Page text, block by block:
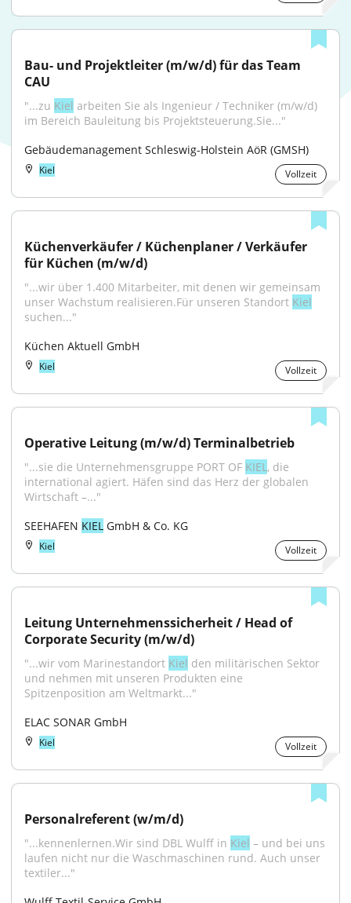
Bau- und Projektleiter (m/w/d) für das Team
CAU
"...zu Kiel arbeiten Sie als Ingenieur / Techniker (m/w/d)
im Bereich Bauleitung bis Projektsteuerung.Sie..."
Gebäudemanagement Schleswig-Holstein AöR (GMSH)
Kiel Vollzeit
Küchenverkäufer / Küchenplaner / Verkäufer
für Küchen (m/w/d)
"...wir über 1.400 Mitarbeiter, mit denen wir gemeinsam
unser Wachstum realisieren.Für unseren Standort Kiel
suchen..."
Küchen Aktuell GmbH
Kiel Vollzeit
Operative Leitung (m/w/d) Terminalbetrieb
"...sie die Unternehmensgruppe PORT OF KIEL, die
international agiert. Häfen sind das Herz der globalen
Wirtschaft –..."
SEEHAFEN KIEL GmbH & Co. KG
Kiel Vollzeit
Leitung Unternehmenssicherheit / Head of
Corporate Security (m/w/d)
"...wir vom Marinestandort Kiel den militärischen Sektor
und nehmen mit unseren Produkten eine
Spitzenposition am Weltmarkt..."
ELAC SONAR GmbH
Kiel Vollzeit
Personalreferent (w/m/d)
"...kennenlernen.Wir sind DBL Wulff in Kiel – und bei uns
laufen nicht nur die Waschmaschinen rund. Auch unser
textiler..."